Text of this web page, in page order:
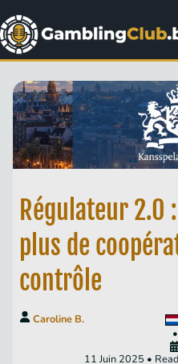
Régulateur 2.0
plus de
contrôle
Caroline B.
•
11 Juin 2025 •